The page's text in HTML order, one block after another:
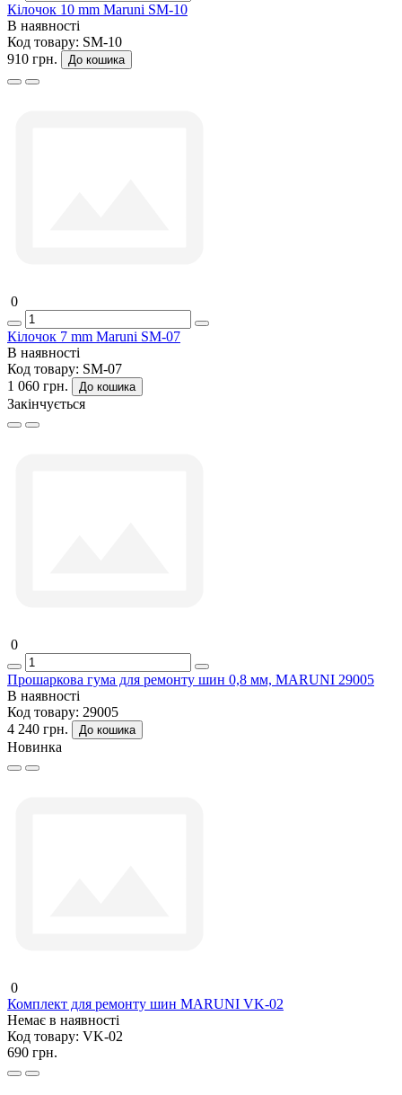
Кілочок 10 mm Maruni SM-10
В наявності
Код товару: SM-10
910 грн.
До кошика
0
Кілочок 7 mm Maruni SM-07
В наявності
Код товару: SM-07
1 060 грн.
До кошика
Закінчується
0
Прошаркова гума для ремонту шин 0,8 мм, MARUNI 29005
В наявності
Код товару: 29005
4 240 грн.
До кошика
Новинка
0
Комплект для ремонту шин MARUNI VK-02
Немає в наявності
Код товару: VK-02
690 грн.